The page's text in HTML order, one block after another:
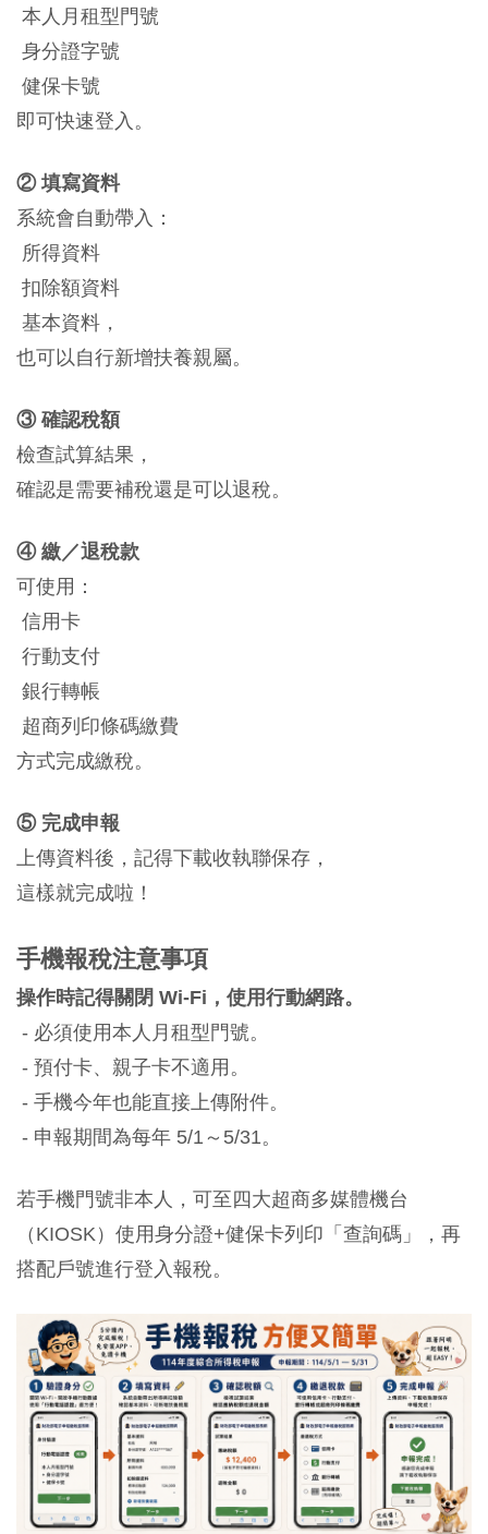
本人月租型門號
身分證字號
健保卡號
即可快速登入。
② 填寫資料
系統會自動帶入：
所得資料
扣除額資料
基本資料，
也可以自行新增扶養親屬。
③ 確認稅額
檢查試算結果，
確認是需要補稅還是可以退稅。
④ 繳／退稅款
可使用：
信用卡
行動支付
銀行轉帳
超商列印條碼繳費
方式完成繳稅。
⑤ 完成申報
上傳資料後，記得下載收執聯保存，
這樣就完成啦！
手機報稅注意事項
操作時記得關閉 Wi-Fi，使用行動網路。
- 必須使用本人月租型門號。
- 預付卡、親子卡不適用。
- 手機今年也能直接上傳附件。
- 申報期間為每年 5/1～5/31。
若手機門號非本人，可至四大超商多媒體機台
（KIOSK）使用身分證+健保卡列印「查詢碼」，再
搭配戶號進行登入報稅。